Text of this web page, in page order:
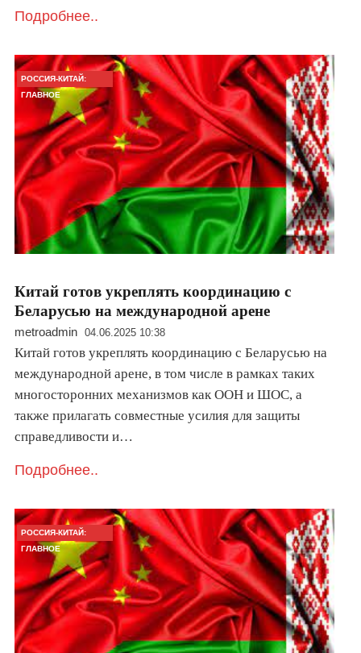
Подробнее..
РОССИЯ-КИТАЙ:
ГЛАВНОЕ
Китай готов укреплять координацию с
Беларусью на международной арене
metroadmin 04.06.2025 10:38
Китай готов укреплять координацию с Беларусью на
международной арене, в том числе в рамках таких
многосторонних механизмов как ООН и ШОС, а
также прилагать совместные усилия для защиты
справедливости и…
Подробнее..
РОССИЯ-КИТАЙ:
ГЛАВНОЕ